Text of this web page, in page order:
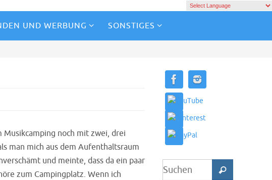
UND WERBUNG SONSTIGES
noch mit zwei, drei
man mich aus dem Aufenthaltsraum
und meinte, dass da ein paar
zum Campingplatz. Wenn ich